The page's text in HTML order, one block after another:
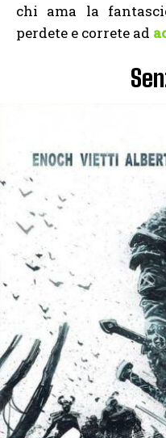
chi ama la
perdete e correte ad